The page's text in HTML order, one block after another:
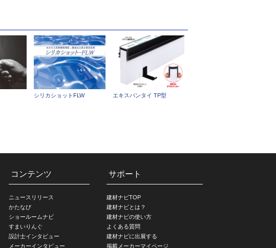
シリカショットFLW エキスパンタイ TP型
コンテンツ
ニュースリリース
かたなび
ショールームナビ
すまいりんぐ
設計士インタビュー
メーカーインタビュー
サポート
建材ナビTOP
建材ナビとは？
建材ナビの使い方
よくある質問
建材ナビに出展する
掲載メーカーマイページ